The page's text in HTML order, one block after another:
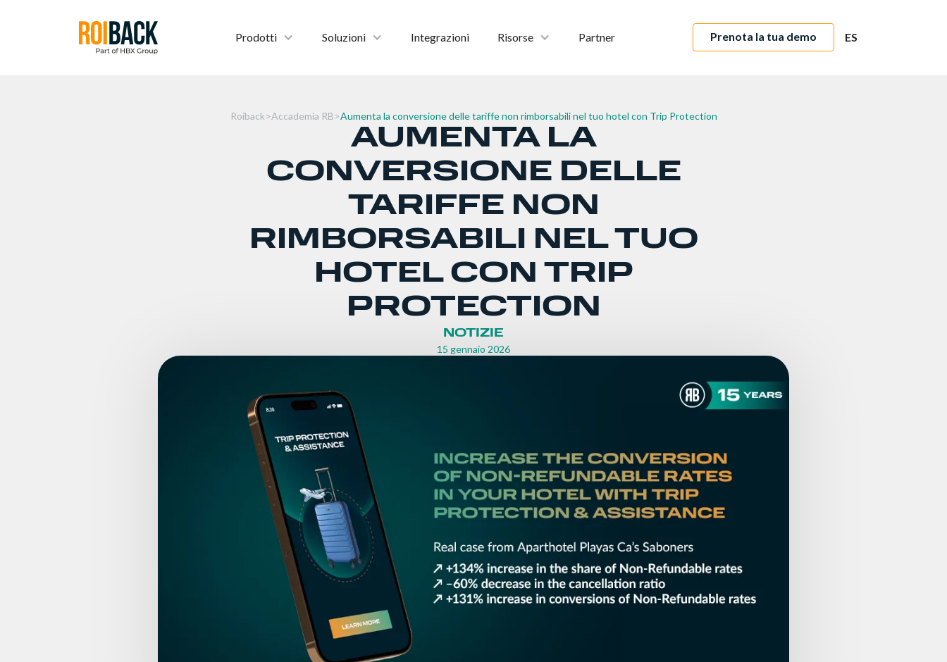
Prodotti Soluzioni Integrazioni Risorse Partner Prenota la tua demo ES
Roiback>Accademia RB>Aumenta la conversione delle tariffe non rimborsabili nel tuo hotel con Trip Protection
AUMENTA LA
CONVERSIONE DELLE
TARIFFE NON
RIMBORSABILI NEL TUO
HOTEL CON TRIP
PROTECTION
NOTIZIE
15 gennaio 2026